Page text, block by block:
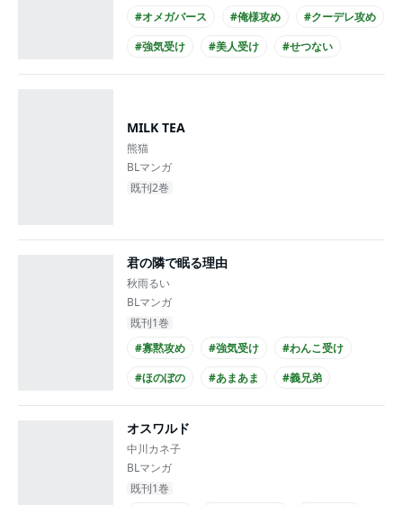
#オメガバース
#俺様攻め
#クーデレ攻め
#強気受け
#美人受け
#せつない
#エロ度MAX!!
#社長攻め
#高校生受け
MILK TEA
熊猫
BLマンガ
既刊2巻
君の隣で眠る理由
秋雨るい
BLマンガ
既刊1巻
#寡黙攻め
#強気受け
#わんこ受け
#ほのぼの
#あまあま
#義兄弟
#高校生攻め
#高校生受け
#学生服攻め
#黒髪受け
オスワルド
中川カネ子
BLマンガ
既刊1巻